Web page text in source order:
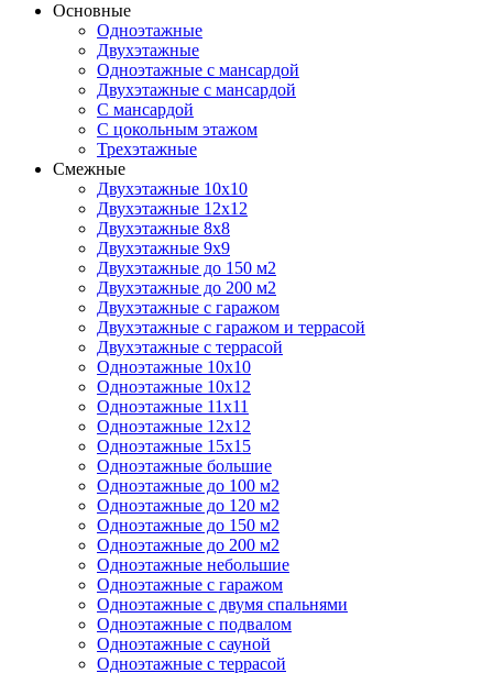
Основные
Одноэтажные
Двухэтажные
Одноэтажные с мансардой
Двухэтажные с мансардой
С мансардой
С цокольным этажом
Трехэтажные
Смежные
Двухэтажные 10х10
Двухэтажные 12х12
Двухэтажные 8х8
Двухэтажные 9х9
Двухэтажные до 150 м2
Двухэтажные до 200 м2
Двухэтажные с гаражом
Двухэтажные с гаражом и террасой
Двухэтажные с террасой
Одноэтажные 10х10
Одноэтажные 10х12
Одноэтажные 11х11
Одноэтажные 12х12
Одноэтажные 15х15
Одноэтажные большие
Одноэтажные до 100 м2
Одноэтажные до 120 м2
Одноэтажные до 150 м2
Одноэтажные до 200 м2
Одноэтажные небольшие
Одноэтажные с гаражом
Одноэтажные с двумя спальнями
Одноэтажные с подвалом
Одноэтажные с сауной
Одноэтажные с террасой